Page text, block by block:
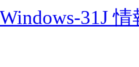
Windows-31J 情